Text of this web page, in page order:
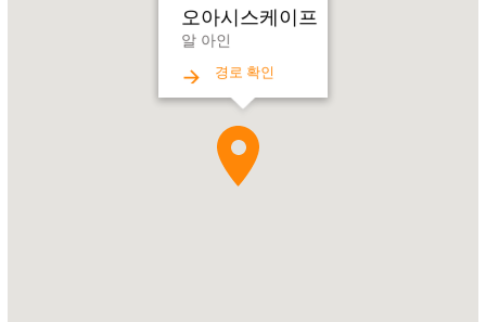
오아시스케이프
알 아인
경로 확인